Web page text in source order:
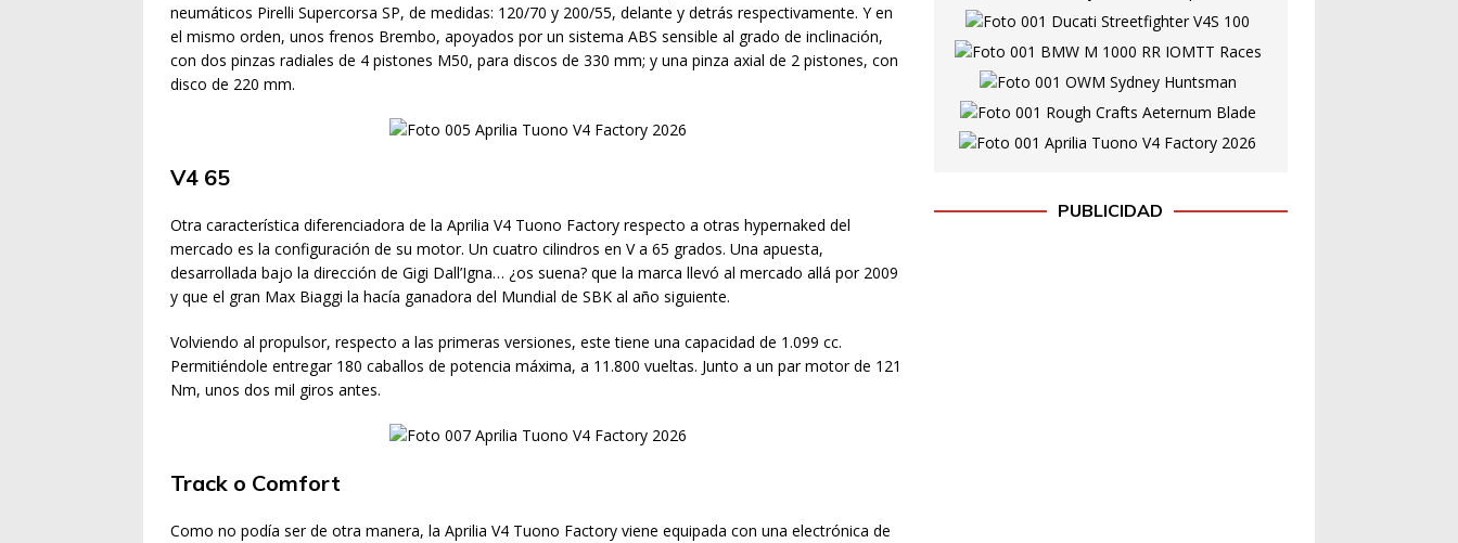
neumáticos Pirelli Supercorsa SP, de medidas: 120/70 y 200/55, delante y detrás respectivamente. Y en
el mismo orden, unos frenos Brembo, apoyados por un sistema ABS sensible al grado de inclinación,
con dos pinzas radiales de 4 pistones M50, para discos de 330 mm; y una pinza axial de 2 pistones, con
disco de 220 mm.
V4 65
Otra característica diferenciadora de la Aprilia V4 Tuono Factory respecto a otras hypernaked del
mercado es la configuración de su motor. Un cuatro cilindros en V a 65 grados. Una apuesta,
desarrollada bajo la dirección de Gigi Dall’Igna… ¿os suena? que la marca llevó al mercado allá por 2009
y que el gran Max Biaggi la hacía ganadora del Mundial de SBK al año siguiente.
Volviendo al propulsor, respecto a las primeras versiones, este tiene una capacidad de 1.099 cc.
Permitiéndole entregar 180 caballos de potencia máxima, a 11.800 vueltas. Junto a un par motor de 121
Nm, unos dos mil giros antes.
Track o Comfort
Como no podía ser de otra manera, la Aprilia V4 Tuono Factory viene equipada con una electrónica de
PUBLICIDAD